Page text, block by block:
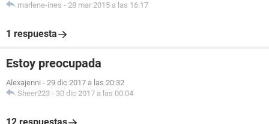
marlene-ines - 28 mar 2015 a las 16:17
1 respuesta
Estoy preocupada
Alexajenni - 29 dic 2017 a las 20:32
Sheer223 - 30 dic 2017 a las 00:04